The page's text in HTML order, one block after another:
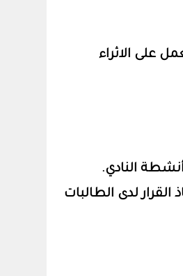
على الاثراء
النادي.
لدى الطالبات